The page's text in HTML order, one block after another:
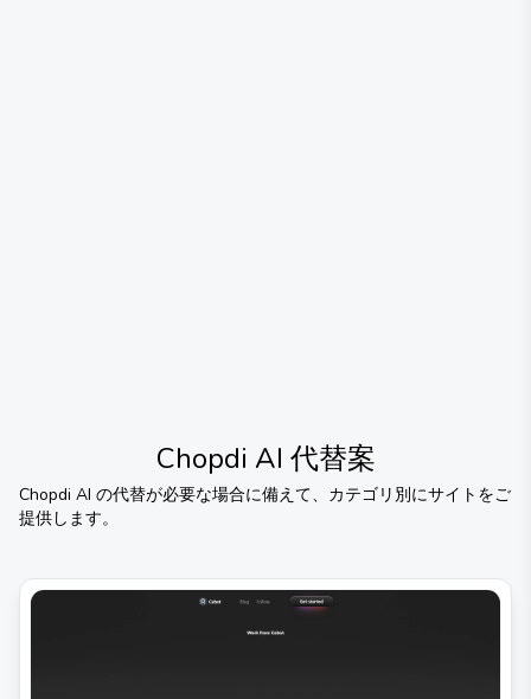
Chopdi AI 代替案
Chopdi AI の代替が必要な場合に備えて、カテゴリ別にサイトをご
提供します。